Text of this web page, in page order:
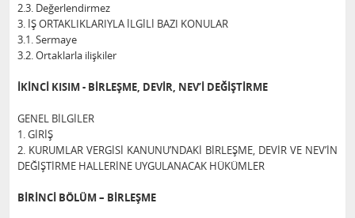
2.3. Değerlendirmez
3. İŞ ORTAKLIKLARIYLA İLGİLİ BAZI KONULAR
3.1. Sermaye
3.2. Ortaklarla ilişkiler
İKİNCİ KISIM - BİRLEŞME, DEVİR, NEV’İ DEĞİŞTİRME
GENEL BİLGİLER
1. GİRİŞ
2. KURUMLAR VERGİSİ KANUNU’NDAKİ BİRLEŞME, DEVİR VE NEV’İN
DEĞİŞTİRME HALLERİNE UYGULANACAK HÜKÜMLER
BİRİNCİ BÖLÜM – BİRLEŞME